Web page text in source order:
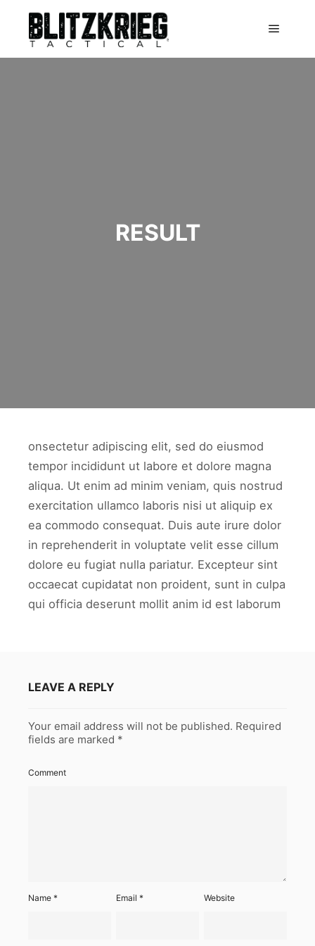
RESULT
onsectetur adipiscing elit, sed do eiusmod
tempor incididunt ut labore et dolore magna
aliqua. Ut enim ad minim veniam, quis nostrud
exercitation ullamco laboris nisi ut aliquip ex
ea commodo consequat. Duis aute irure dolor
in reprehenderit in voluptate velit esse cillum
dolore eu fugiat nulla pariatur. Excepteur sint
occaecat cupidatat non proident, sunt in culpa
qui officia deserunt mollit anim id est laborum
LEAVE A REPLY
Your email address will not be published. Required
fields are marked *
Comment
Name * Email* Website